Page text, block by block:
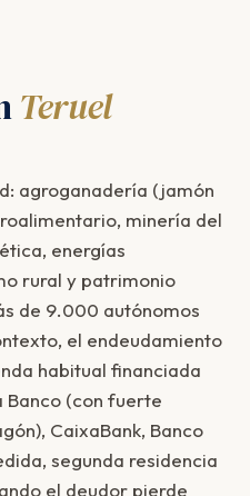
Teruel
agroganadería (jamón
minería del
energías
rural y patrimonio
de 9.000 autónomos
el endeudamiento
habitual financiada
Banco (con fuerte
CaixaBank, Banco
segunda residencia
el deudor pierde